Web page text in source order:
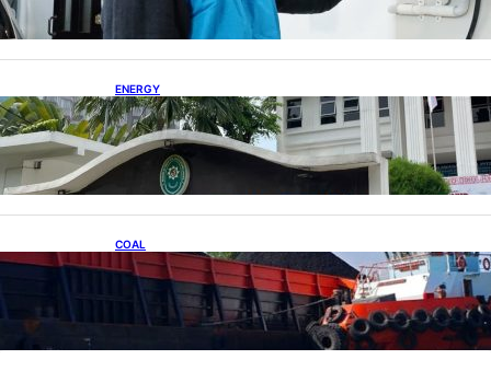
ENERGY
Koalisi Bersihkan Indonesia Ajukan Banding
atas Putusan Gugatan RUPTL
COAL
Lelang Batubara Sitaan, Negara Dapat Lebih
dari Rp 20 Miliar